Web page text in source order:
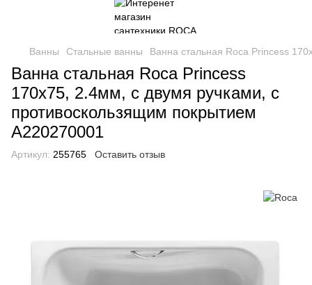
Ванны Стальные ванны Ванна стальная Roca Princess
Ванна стальная Roca Princess
170х75, 2.4мм, с двумя ручками, с
противоскользящим покрытием
A220270001
Артикул: 255765 Оставить отзыв